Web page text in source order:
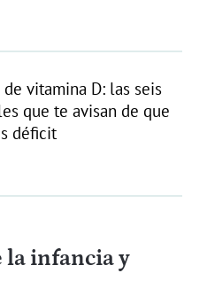
de vitamina D: las seis
que te avisan de que
déficit
la infancia y